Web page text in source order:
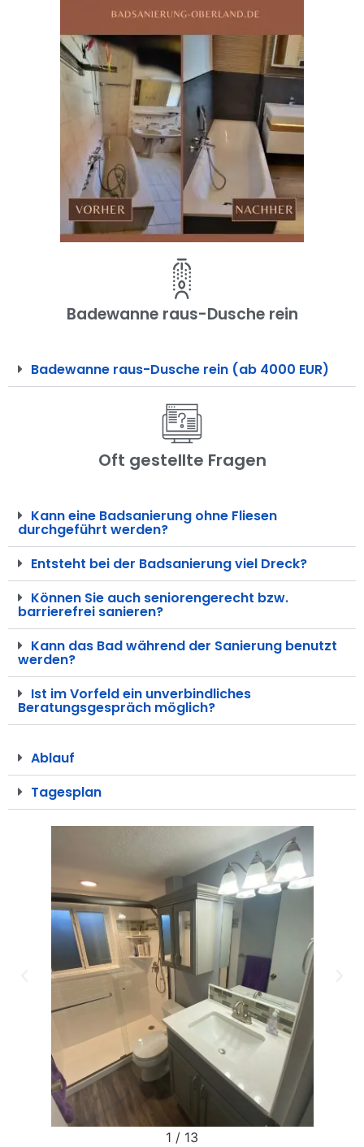
Badewanne raus-Dusche rein
Badewanne raus-Dusche rein (ab 4000 EUR)
Oft gestellte Fragen
Kann eine Badsanierung ohne Fliesen
durchgeführt werden?
Entsteht bei der Badsanierung viel Dreck?
Können Sie auch seniorengerecht bzw.
barrierefrei sanieren?
Kann das Bad während der Sanierung benutzt
werden?
Ist im Vorfeld ein unverbindliches
Beratungsgespräch möglich?
Ablauf
Tagesplan
1 / 13